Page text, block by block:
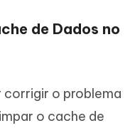
de Dados no
corrigir o problema
o cache de